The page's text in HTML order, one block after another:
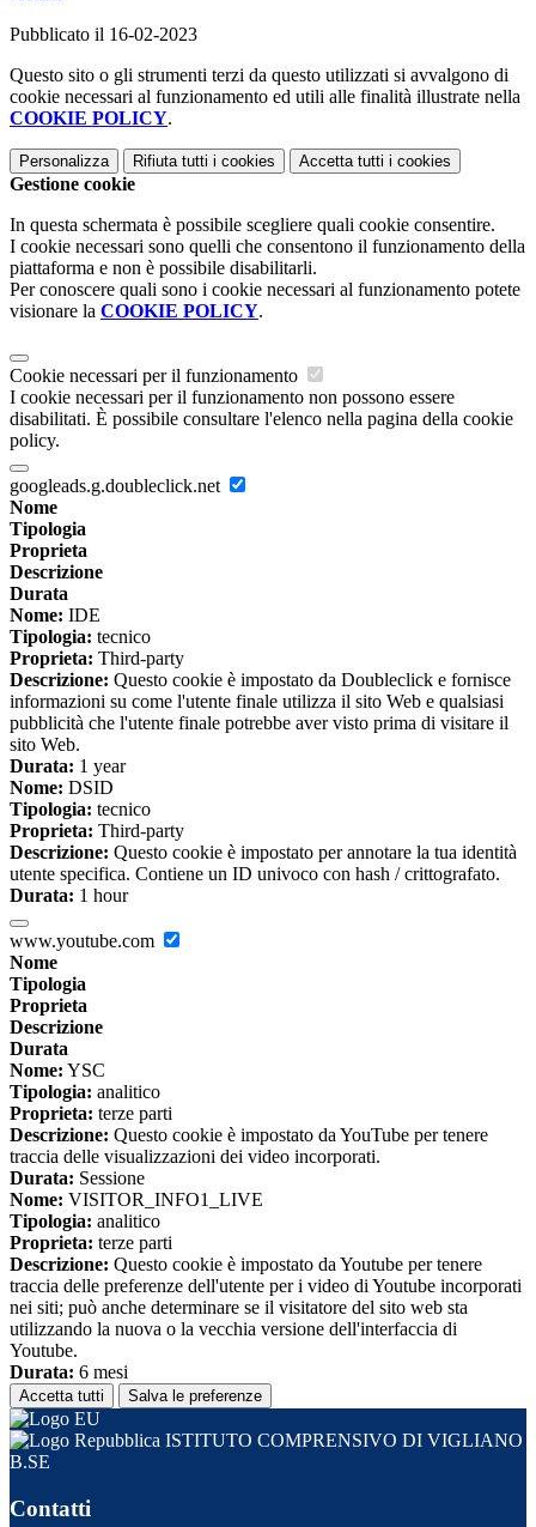
Pubblicato il 16-02-2023
Questo sito o gli strumenti terzi da questo utilizzati si avvalgono di
cookie necessari al funzionamento ed utili alle finalità illustrate nella
COOKIE POLICY.
Personalizza Rifiuta tutti i cookies Accetta tutti i cookies
Gestione cookie
In questa schermata è possibile scegliere quali cookie consentire.
I cookie necessari sono quelli che consentono il funzionamento della
piattaforma e non è possibile disabilitarli.
Per conoscere quali sono i cookie necessari al funzionamento potete
visionare la COOKIE POLICY.
Cookie necessari per il funzionamento
I cookie necessari per il funzionamento non possono essere
disabilitati. È possibile consultare l'elenco nella pagina della cookie
policy.
googleads.g.doubleclick.net
Nome
Tipologia
Proprieta
Descrizione
Durata
Nome: IDE
Tipologia: tecnico
Proprieta: Third-party
Descrizione: Questo cookie è impostato da Doubleclick e fornisce
informazioni su come l'utente finale utilizza il sito Web e qualsiasi
pubblicità che l'utente finale potrebbe aver visto prima di visitare il
sito Web.
Durata: 1 year
Nome: DSID
Tipologia: tecnico
Proprieta: Third-party
Descrizione: Questo cookie è impostato per annotare la tua identità
utente specifica. Contiene un ID univoco con hash / crittografato.
Durata: 1 hour
www.youtube.com
Nome
Tipologia
Proprieta
Descrizione
Durata
Nome: YSC
Tipologia: analitico
Proprieta: terze parti
Descrizione: Questo cookie è impostato da YouTube per tenere
traccia delle visualizzazioni dei video incorporati.
Durata: Sessione
Nome: VISITOR_INFO1_LIVE
Tipologia: analitico
Proprieta: terze parti
Descrizione: Questo cookie è impostato da Youtube per tenere
traccia delle preferenze dell'utente per i video di Youtube incorporati
nei siti; può anche determinare se il visitatore del sito web sta
utilizzando la nuova o la vecchia versione dell'interfaccia di
Youtube.
Durata: 6 mesi
Accetta tutti Salva le preferenze
ISTITUTO COMPRENSIVO DI VIGLIANO
B.SE
Contatti